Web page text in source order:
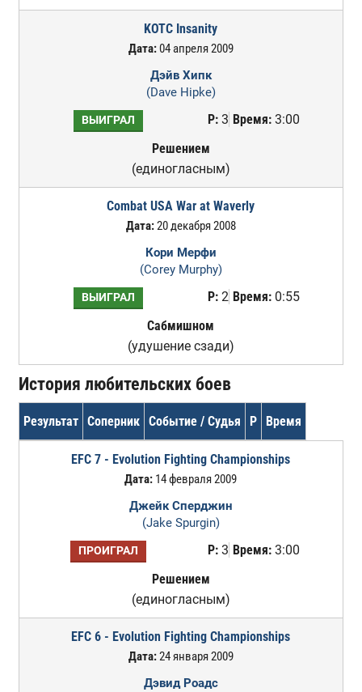
KOTC Insanity
Дата:04 апреля 2009
Дэйв Хипк
(Dave Hipke)
ВЫИГРАЛ Р:3 Время:3:00
Решением
(единогласным)
Combat USA War at Waverly
Дата:20 декабря 2008
Кори Мерфи
(Corey Murphy)
ВЫИГРАЛ Р:2 Время:0:55
Сабмишном
(удушение сзади)
История любительских боев
Результат Соперник Событие / Судья Р Время
EFC 7 - Evolution Fighting Championships
Дата: 14 февраля 2009
Джейк Сперджин
(Jake Spurgin)
ПРОИГРАЛ Р:3 Время:3:00
Решением
(единогласным)
EFC 6 - Evolution Fighting Championships
Дата:24 января 2009
Дэвид Роадс